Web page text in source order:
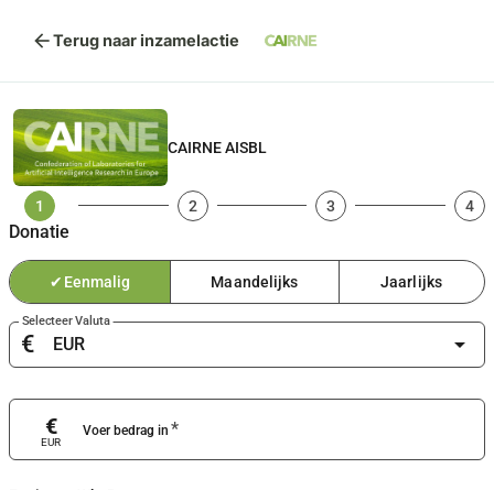
arrow_backTerug naar inzamelactie
CAIRNE AISBL
1
Donatie
2 3 4
✔ Eenmalig Maandelijks Jaarlijks
Selecteer Valuta
€ arrow_drop_down
Voer bedrag in *
€
EUR